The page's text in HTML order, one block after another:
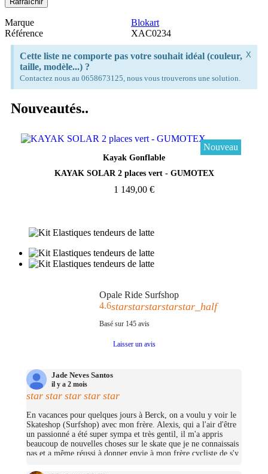
Marque
Blokart
Référence
XAC0234
Cette liste ne comporte pas votre souhait idéal (couleur,
taille, modèle...) ?
Contactez nous au 0658673125, nous vous trouverons une solution.
X
Nouveautés..
Aperçu rapide
Nouveau
Kayak Gonflable
KAYAK SOLAR 2 places vert - GUMOTEX
1 149,00 €
Opale Ride Surfshop
4.6starstarstarstarstar_half
Basé sur 145avis
Laisser un avis
Jade Neves Santos
il y a 2 mois
star star star star star
En vacances pour quelques jours à Berck, on a voulu y voir le
Skateshop (Surfshop) avec mon frère. Alexis, qui a l'air d'être
un passionné a été super sympa et très gentil, il m'a appris
beaucoup de nouvelles choses sur le skate que je ne connaissais
pas et a même réussi à donner envie à mon frère cycliste de s'y